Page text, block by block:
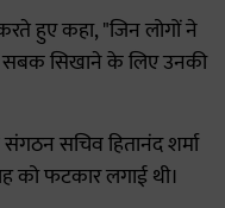
हुए कहा, "जिन लोगों ने
सबक सिखाने के लिए उनकी
सचिव हितानंद शर्मा
को फटकार लगाई थी।